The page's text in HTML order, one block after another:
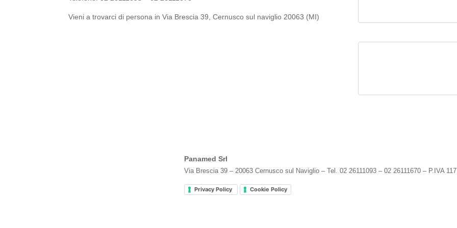
Vieni a trovarci di persona in Via Brescia 39, Cernusco sul naviglio 20063 (MI)
Panamed Srl
Via Brescia 39 – 20063 Cernusco sul Naviglio – Tel. 02 26111093 – 02 26111670 – P.IVA
Privacy Policy Cookie Policy